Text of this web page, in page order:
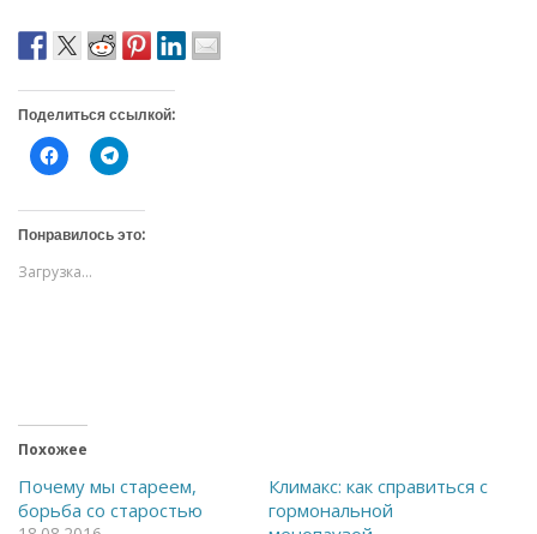
Поделиться ссылкой:
Н
а
и
т
е
ч
т
ь
а
F
a
c
Н
а
и
т
е
с
я
в
Понравилось это:
Загрузка...
Похожее
Почему мы стареем,
борьба со старостью
Климакс: как справиться с
гормональной